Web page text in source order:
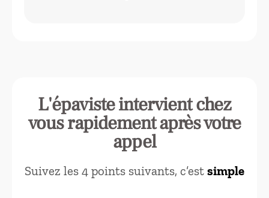
L'épaviste intervient chez
vous rapidement après votre
appel
Suivez les 4 points suivants, c’est simple